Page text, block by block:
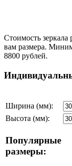
Стоимость зеркала
вам размера.
8800 рублей.
Ширина (мм):
Высота (мм):
Популярные
размеры: